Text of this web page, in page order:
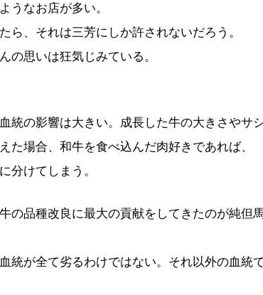
うなお店が多い。
、それは三芳にしか許されないだろう。
の思いは狂気じみている。
統の影響は大きい。成長した牛の大きさやサ
場合、和牛を食べ込んだ肉好きであれば、
分けてしまう。
の品種改良に最大の貢献をしてきたのが純但
統が全て劣るわけではない。それ以外の血統